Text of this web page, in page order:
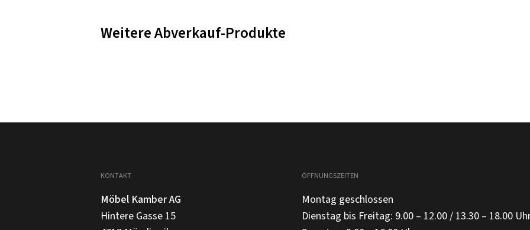
Weitere Abverkauf-Produkte
KONTAKT
Möbel Kamber AG
Hintere Gasse 15
ÖFFNUNGSZEITEN
Montag geschlossen
Dienstag bis Freitag: 9.00 – 12.00 / 13.30 – 18.00